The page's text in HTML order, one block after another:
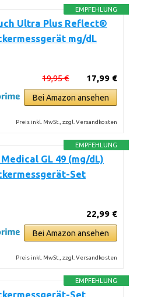
EMPFEHLUNG
Ultra Plus Reflect®
mg/dL
17,99 €
19,95 €
Bei Amazon ansehen
Preis inkl. MwSt., zzgl. Versandkosten
EMPFEHLUNG
GL 49 (mg/dL)
Set
22,99 €
Bei Amazon ansehen
Preis inkl. MwSt., zzgl. Versandkosten
EMPFEHLUNG
Set